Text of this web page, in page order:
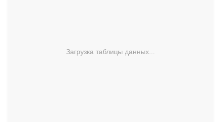
Загрузка таблицы данных...